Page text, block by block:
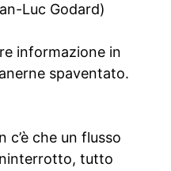
Luc Godard)
informazione in
spaventato.
c’è che un flusso
tutto